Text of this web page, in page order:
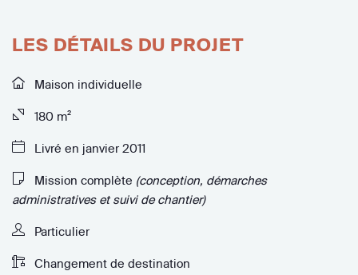
LES DÉTAILS DU PROJET
Maison individuelle
180 m²
Livré en janvier 2011
Mission complète (conception, démarches
administratives et suivi de chantier)
Particulier
Changement de destination